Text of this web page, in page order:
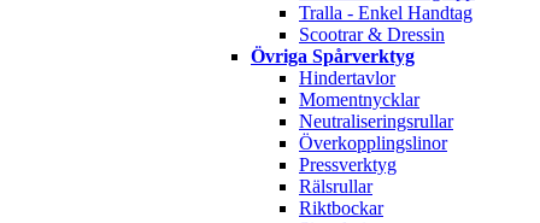
Tralla - Enkel Handtag
Scootrar & Dressin
Övriga Spårverktyg
Hindertavlor
Momentnycklar
Neutraliseringsrullar
Överkopplingslinor
Pressverktyg
Rälsrullar
Riktbockar